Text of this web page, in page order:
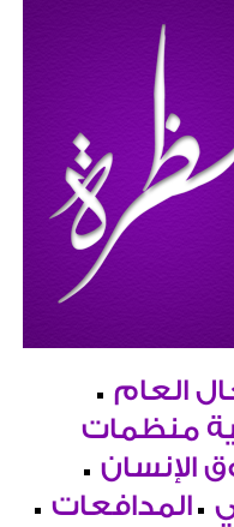
العام
منظمات
الإنسان
المدافعات